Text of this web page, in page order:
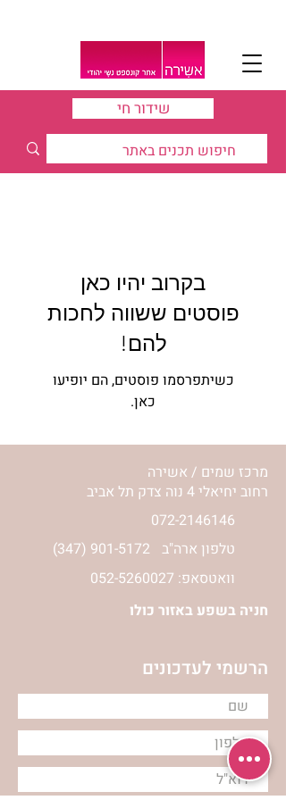
שידור חי
בקרוב יהיו כאן
פוסטים ששווה לחכות
להם!
כשיתפרסמו פוסטים, הם יופיעו
כאן.
מרכז שמים / אשירה
רחוב יחיאלי 4 נוה צדק תל אביב
072-2146146
(347) 901-5172 טלפון ארה"ב
וואטסאפ: 052-5260027
חניה בשפע באזור כולו
הרשמי לעדכונים